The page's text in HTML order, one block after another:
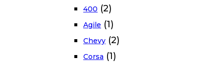
400 (2)
Agile (1)
Chevy (2)
Corsa (1)